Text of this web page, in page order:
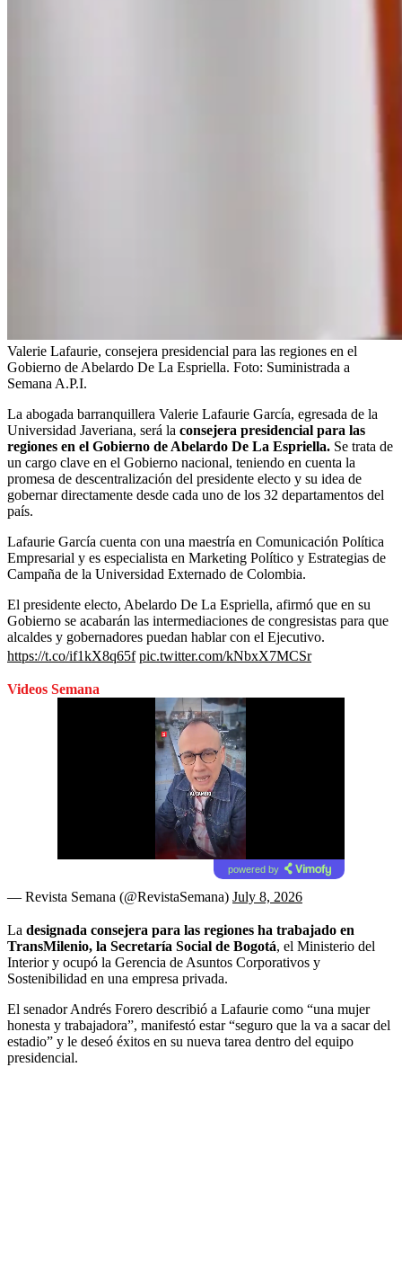
Valerie Lafaurie, consejera presidencial para las regiones en el
Gobierno de Abelardo De La Espriella. Foto: Suministrada a
Semana A.P.I.
La abogada barranquillera Valerie Lafaurie García, egresada de la
Universidad Javeriana, será la consejera presidencial para las
regiones en el Gobierno de Abelardo De La Espriella. Se trata de
un cargo clave en el Gobierno nacional, teniendo en cuenta la
promesa de descentralización del presidente electo y su idea de
gobernar directamente desde cada uno de los 32 departamentos del
país.
Lafaurie García cuenta con una maestría en Comunicación Política
Empresarial y es especialista en Marketing Político y Estrategias de
Campaña de la Universidad Externado de Colombia.
El presidente electo, Abelardo De La Espriella, afirmó que en su
Gobierno se acabarán las intermediaciones de congresistas para que
alcaldes y gobernadores puedan hablar con el Ejecutivo.
https://t.co/if1kX8q65f pic.twitter.com/kNbxX7MCSr
Videos Semana
powered by
— Revista Semana (@RevistaSemana) July 8, 2026
La designada consejera para las regiones ha trabajado en
TransMilenio, la Secretaría Social de Bogotá, el Ministerio del
Interior y ocupó la Gerencia de Asuntos Corporativos y
Sostenibilidad en una empresa privada.
El senador Andrés Forero describió a Lafaurie como “una mujer
honesta y trabajadora”, manifestó estar “seguro que la va a sacar del
estadio” y le deseó éxitos en su nueva tarea dentro del equipo
presidencial.